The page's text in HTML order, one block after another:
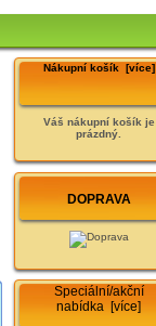
Nákupní košík [více]
Váš nákupní košík je
prázdný.
DOPRAVA
Speciální/akční
nabídka [více]